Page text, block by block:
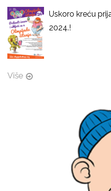
Uskoro kreću
2024.!
Više